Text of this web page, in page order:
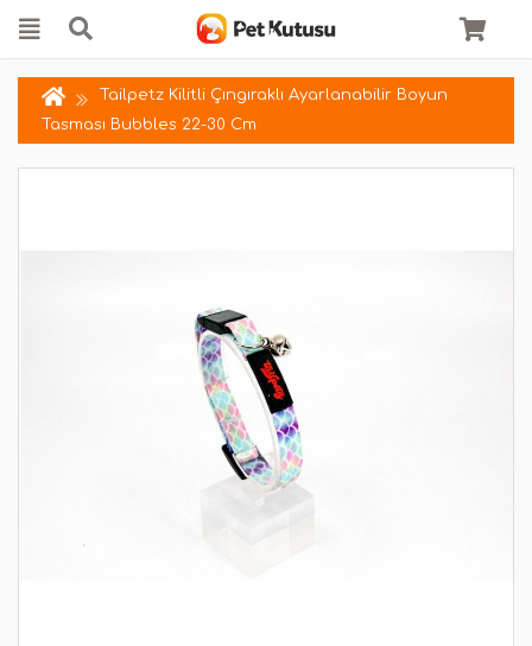
Tailpetz Kilitli Çıngıraklı Ayarlanabilir Boyun
Tasması Bubbles 22-30 Cm